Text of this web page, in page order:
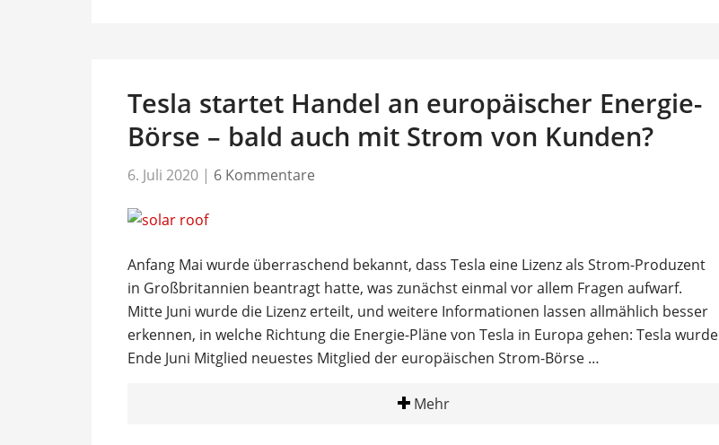
Tesla startet Handel an europäischer Energie-
Börse – bald auch mit Strom von Kunden?
6. Juli 2020 | 6 Kommentare
Anfang Mai wurde überraschend bekannt, dass Tesla eine Lizenz als Strom-Produzent
in Großbritannien beantragt hatte, was zunächst einmal vor allem Fragen aufwarf.
Mitte Juni wurde die Lizenz erteilt, und weitere Informationen lassen allmählich besser
erkennen, in welche Richtung die Energie-Pläne von Tesla in Europa gehen: Tesla wurde
Ende Juni Mitglied neuestes Mitglied der europäischen Strom-Börse …
Mehr